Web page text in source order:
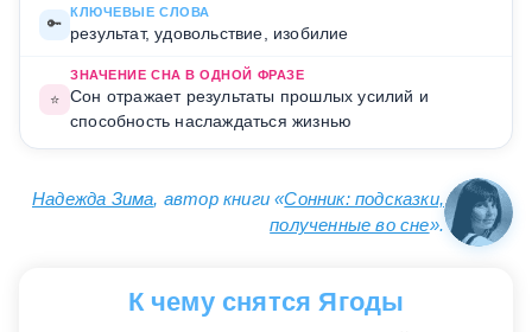
🔑
КЛЮЧЕВЫЕ СЛОВА
результат, удовольствие, изобилие
⭐
ЗНАЧЕНИЕ СНА В ОДНОЙ ФРАЗЕ
Сон отражает результаты прошлых усилий и
способность наслаждаться жизнью
Надежда Зима, автор книги «Сонник: подсказки,
полученные во сне».
К чему снятся Ягоды